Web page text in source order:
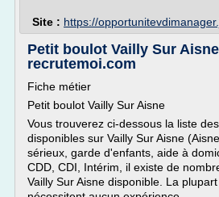
Site : https://
Petit boulot Vailly Sur
recrutemoi.com
Fiche métier
Petit boulot Vailly Sur Aisne
Vous trouverez ci-dessous la liste
disponibles sur Vailly Sur Aisne
sérieux, garde d'enfants, aide à
CDD, CDI, Intérim, il existe de
Vailly Sur Aisne disponible. La